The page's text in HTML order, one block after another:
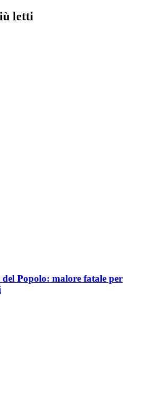
letti
Popolo: malore fatale per